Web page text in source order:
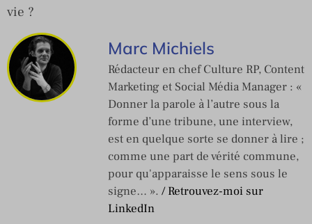
vie ?
Marc Michiels
Rédacteur en chef Culture RP, Content
Marketing et Social Média Manager : «
Donner la parole à l’autre sous la
forme d’une tribune, une interview,
est en quelque sorte se donner à lire ;
comme une part de vérité commune,
pour qu'apparaisse le sens sous le
signe… ». / Retrouvez-moi sur
LinkedIn